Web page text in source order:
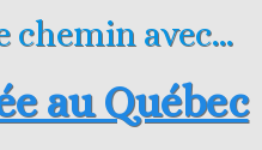
chemin avec…
au Québec